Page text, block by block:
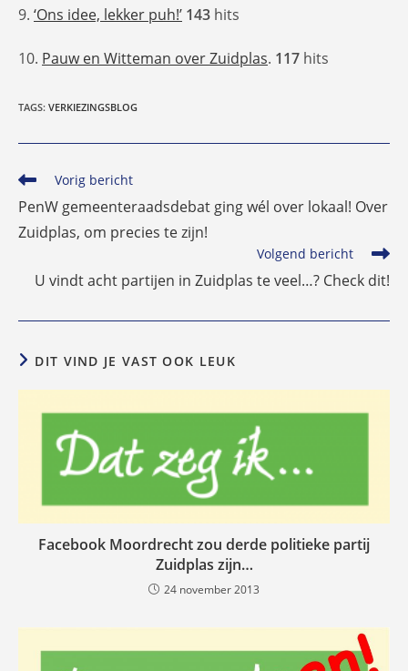
9. ‘Ons idee, lekker puh!’ 143 hits
10. Pauw en Witteman over Zuidplas. 117 hits
TAGS: VERKIEZINGSBLOG
Lees
artikelen
Vorig bericht
PenW gemeenteraadsdebat ging wél over lokaal! Over
Zuidplas, om precies te zijn!
Volgend bericht
U vindt acht partijen in Zuidplas te veel…? Check dit!
DIT VIND JE VAST OOK LEUK
Facebook Moordrecht zou derde politieke partij
Zuidplas zijn…
24 november 2013